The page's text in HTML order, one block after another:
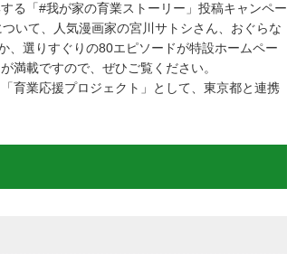
る「#我が家の育業ストーリー」投稿キャンペー
いて、人気漫画家の宮川サトシさん、おぐらな
、選りすぐりの80エピソードが特設ホームペー
満載ですので、ぜひご覧ください。
育業応援プロジェクト」として、東京都と連携